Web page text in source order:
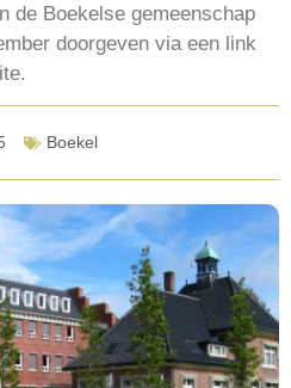
de Boekelse gemeenschap
doorgeven via een link
Boekel